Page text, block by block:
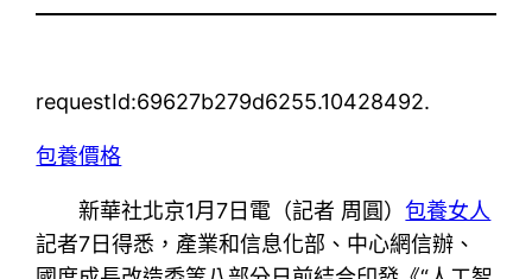
requestId:69627b279d6255.10428492.
包養價格
新華社北京1月7日電（記者 周圓）包養女人
記者7日得悉，產業和信息化部、中心網信辦、